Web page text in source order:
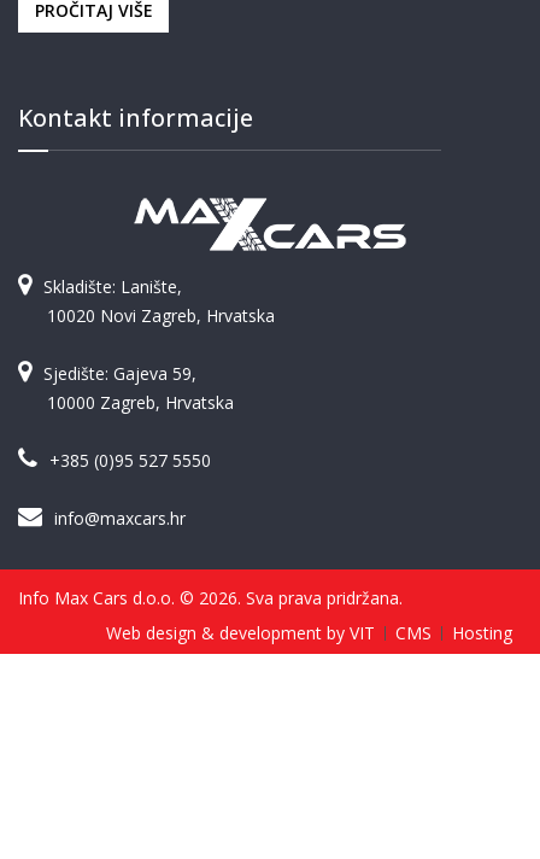
PROČITAJ VIŠE
Kontakt informacije
Skladište: Lanište,
10020 Novi Zagreb, Hrvatska
Sjedište: Gajeva 59,
10000 Zagreb, Hrvatska
+385 (0)95 527 5550
info@maxcars.hr
Info Max Cars d.o.o. © 2026. Sva prava pridržana.
Web design & development by VIT
CMS Hosting